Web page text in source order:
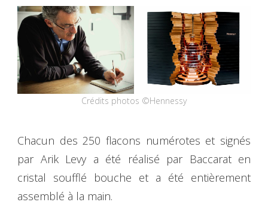
Crédits photos ©Hennessy
Chacun des 250 flacons numérotes et signés
par Arik Levy a été réalisé par Baccarat en
cristal soufflé bouche et a été entièrement
assemblé à la main.